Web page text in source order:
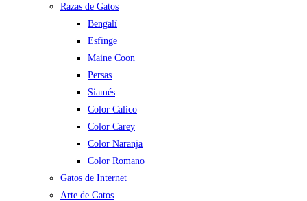
Razas de Gatos
Bengalí
Esfinge
Maine Coon
Persas
Siamés
Color Calico
Color Carey
Color Naranja
Color Romano
Gatos de Internet
Arte de Gatos